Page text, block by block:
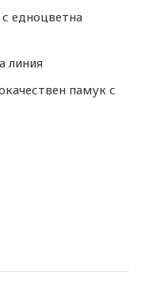
едноцветна
линия
памук с